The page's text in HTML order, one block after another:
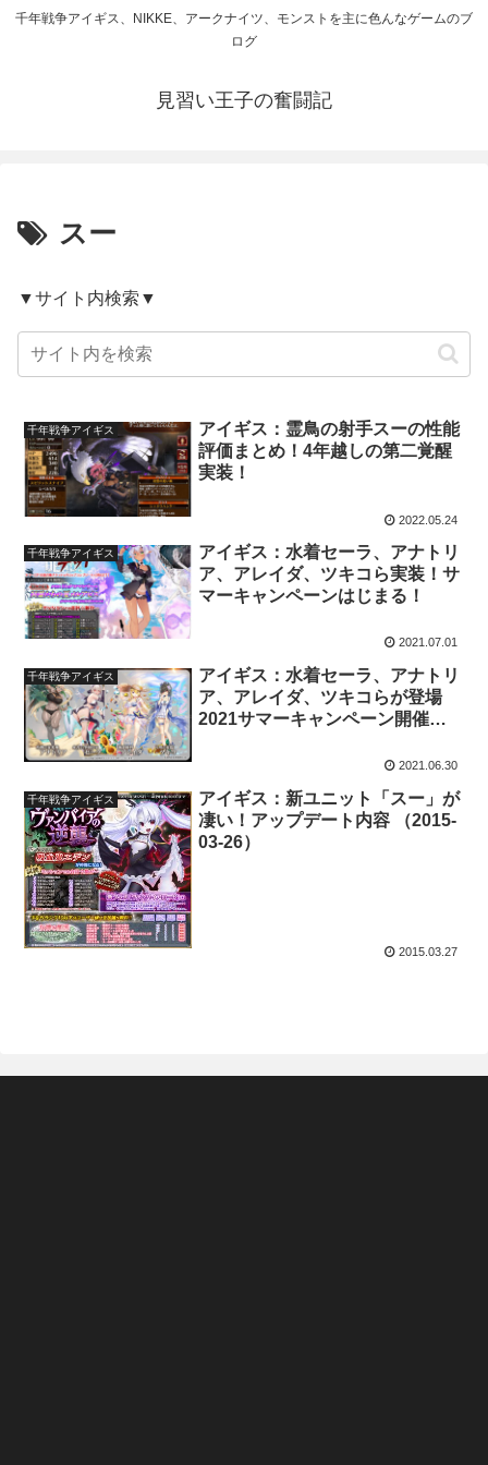
千年戦争アイギス、NIKKE、アークナイツ、モンストを主に色んなゲームのブ
ログ
見習い王子の奮闘記
スー
▼サイト内検索▼
千年戦争アイギス
アイギス：霊鳥の射手スーの性能
評価まとめ！4年越しの第二覚醒
実装！
2022.05.24
千年戦争アイギス
アイギス：水着セーラ、アナトリ
ア、アレイダ、ツキコら実装！サ
マーキャンペーンはじまる！
2021.07.01
千年戦争アイギス
アイギス：水着セーラ、アナトリ
ア、アレイダ、ツキコらが登場
2021サマーキャンペーン開催予
2021.06.30
千年戦争アイギス
アイギス：新ユニット「スー」が
凄い！アップデート内容 （2015-
03-26）
2015.03.27